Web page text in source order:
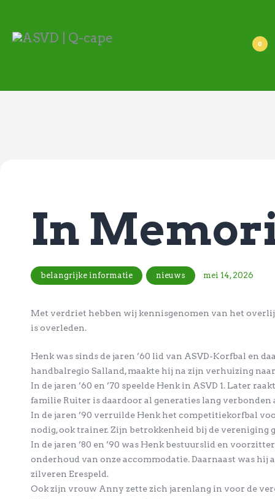
0
Wedstrijdzaken
Specials (G-korfbal)
In
belangrijke informatie nieuws mei 14, 2026
Met verdriet hebben wij kennisgenomen van het
is overleden.
Henk was sinds de jaren ’60 lid van ASVD-Korfbal en
handbalregio Salland, maakte hij na zijn verhuizing
In de jaren ’60 en ’70 speelde Henk in ASVD 1. Later
familie Ruiter is daardoor al generaties lang verbonden
In de jaren ’90 verruilde Henk het competitiekorfbal
nodig, ook trainer. Zijn betrokkenheid bij de
In de jaren ’80 en ’90 was Henk bestuurslid en
onderhoud van onze accommodatie. Daarnaast was
zilveren Erespeld.
Ook zijn vrouw Anny zette zich jarenlang in voor de